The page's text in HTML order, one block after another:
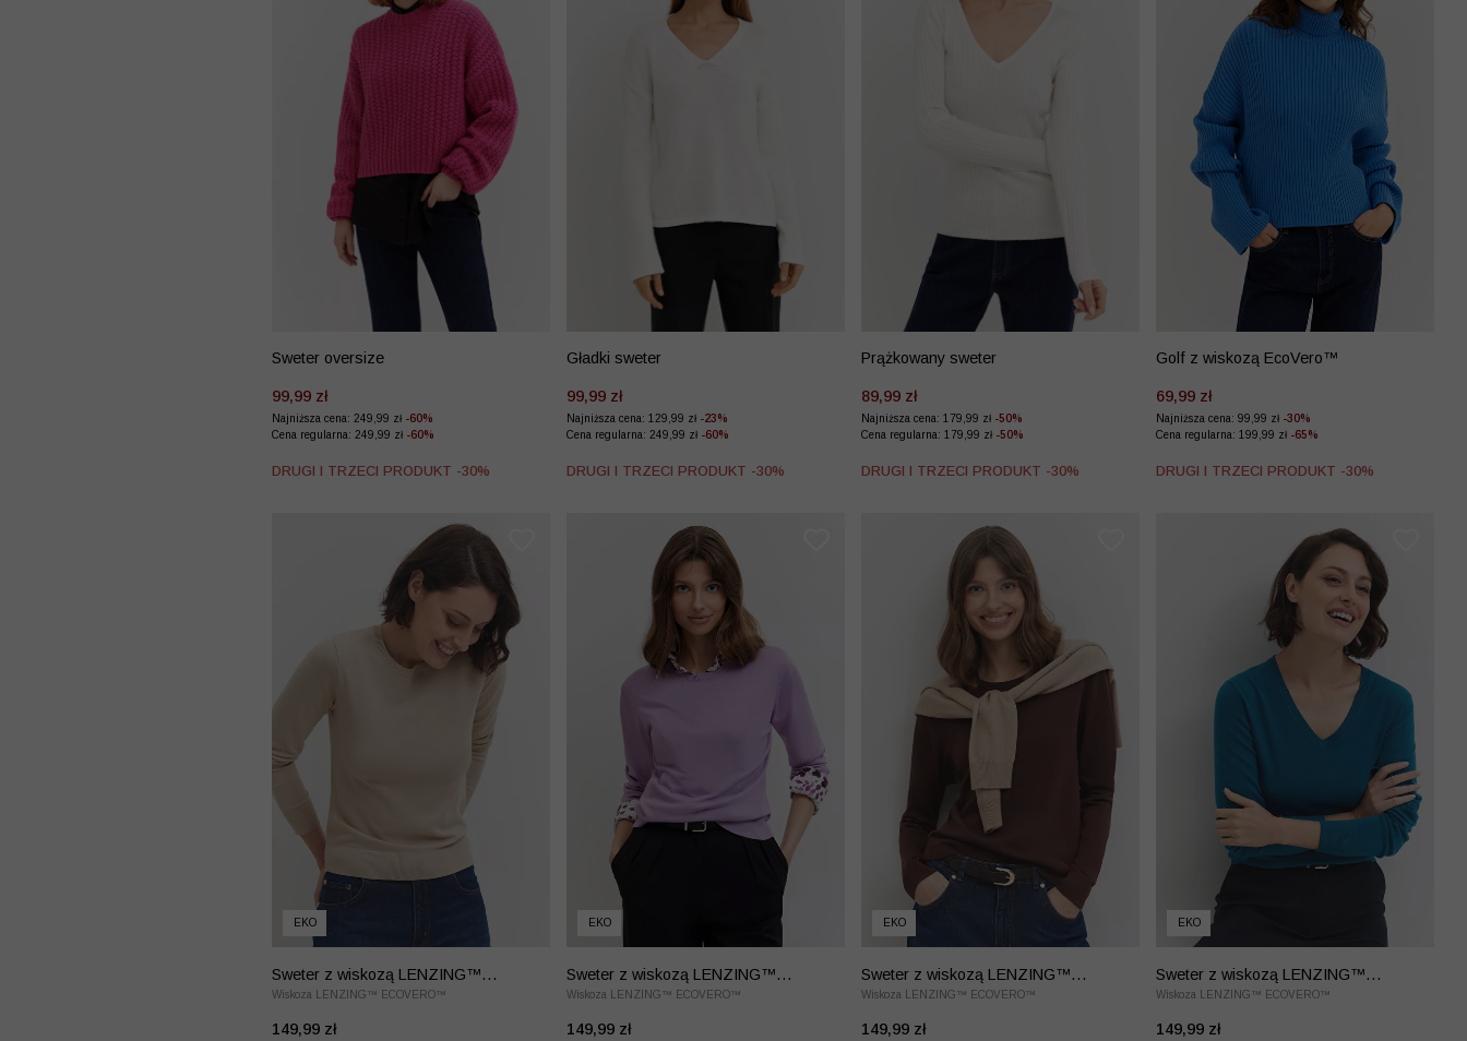
Sweter oversize
99,99 zł
Najniższa cena: 249,99 zł -60%
Cena regularna: 249,99 zł -60%
DRUGI I TRZECI PRODUKT -30%
Gładki sweter
99,99 zł
Najniższa cena: 129,99 zł -23%
Cena regularna: 249,99 zł -60%
DRUGI I TRZECI PRODUKT -30%
Prążkowany sweter
89,99 zł
Najniższa cena: 179,99 zł -50%
Cena regularna: 179,99 zł -50%
DRUGI I TRZECI PRODUKT -30%
Golf z wiskozą EcoVero™
69,99 zł
Najniższa cena: 99,99 zł -30%
Cena regularna: 199,99 zł -65%
DRUGI I TRZECI PRODUKT -30%
EKO
Sweter z wiskozą LENZING™
EcoVero™
Wiskoza LENZING™ ECOVERO™
149,99 zł
EKO
Sweter z wiskozą LENZING™
EcoVero™
Wiskoza LENZING™ ECOVERO™
149,99 zł
EKO
Sweter z wiskozą LENZING™
EcoVero™
Wiskoza LENZING™ ECOVERO™
149,99 zł
EKO
Sweter z wiskozą LENZING™
EcoVero™
Wiskoza LENZING™ ECOVERO™
149,99 zł